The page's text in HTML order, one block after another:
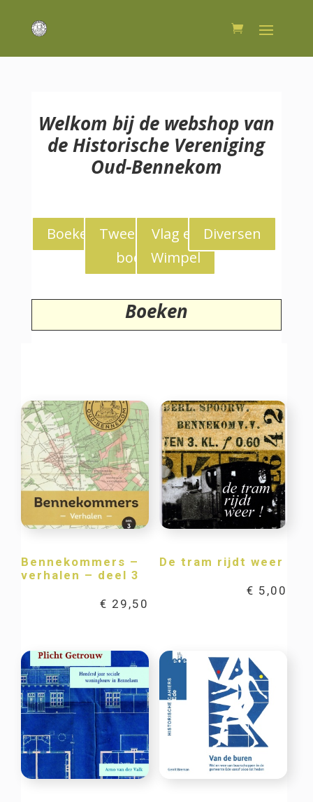
Welkom bij de webshop van
de Historische Vereniging
Oud-Bennekom
Boeken
Tweedekans
boeken
Vlag en
Wimpel
Diversen
Boeken
Bennekommers –
verhalen – deel 3
€ 29,50
De tram rijdt weer
€ 5,00